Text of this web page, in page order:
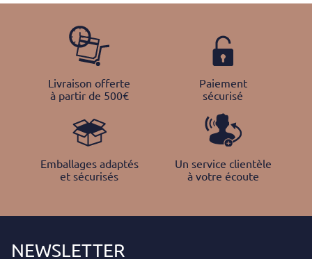
Livraison offerte
à partir de 500€
Paiement
sécurisé
Emballages adaptés
et sécurisés
Un service clientèle
à votre écoute